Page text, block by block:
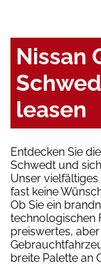
Nissan
leasen
Entdecken Sie
Schwedt und
Unser
fast keine
Ob Sie ein
technologischen
preiswertes,
breite Palette an